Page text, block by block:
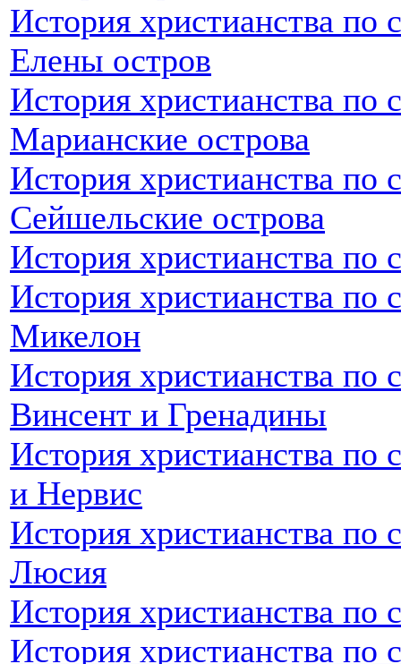
История христианства по
Елены остров
История христианства
Марианские острова
История христианства по
Сейшельские острова
История христианства по
История христианства
Микелон
История христианства по
Винсент и Гренадины
История христианства
и Нервис
История христианства по
Люсия
История христианства по
История христианства по